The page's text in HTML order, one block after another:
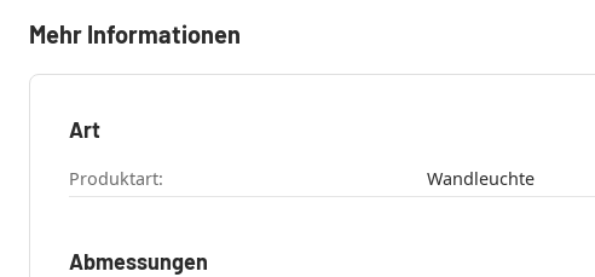
Mehr Informationen
Art
Produktart: Wandleuchte
Abmessungen